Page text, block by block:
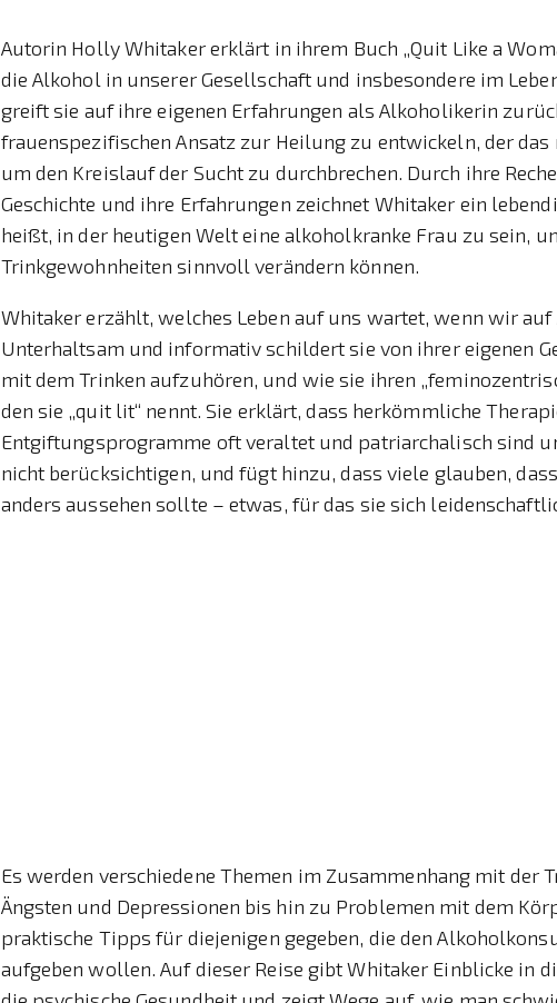
Autorin Holly Whitaker erklärt in ihrem Buch „Quit Like a
die Alkohol in unserer Gesellschaft und insbesondere im
greift sie auf ihre eigenen Erfahrungen als Alkoholikerin
frauenspezifischen Ansatz zur Heilung zu entwickeln, der
um den Kreislauf der Sucht zu durchbrechen. Durch ihre
Geschichte und ihre Erfahrungen zeichnet Whitaker ein
heißt, in der heutigen Welt eine alkoholkranke Frau zu sein,
Trinkgewohnheiten sinnvoll verändern können.
Whitaker erzählt, welches Leben auf uns wartet, wenn wir
Unterhaltsam und informativ schildert sie von ihrer eigenen
mit dem Trinken aufzuhören, und wie sie ihren
den sie „quit lit“ nennt. Sie erklärt, dass herkömmliche
Entgiftungsprogramme oft veraltet und patriarchalisch sind
nicht berücksichtigen, und fügt hinzu, dass viele glauben,
anders aussehen sollte – etwas, für das sie sich
Es werden verschiedene Themen im Zusammenhang mit der
Ängsten und Depressionen bis hin zu Problemen mit dem
praktische Tipps für diejenigen gegeben, die den
aufgeben wollen. Auf dieser Reise gibt Whitaker Einblicke in